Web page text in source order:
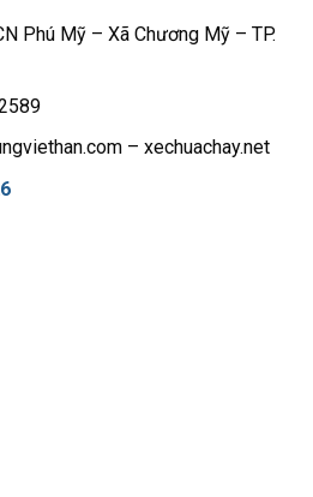
Phú Mỹ – Xã Chương Mỹ – TP.
– xechuachay.net